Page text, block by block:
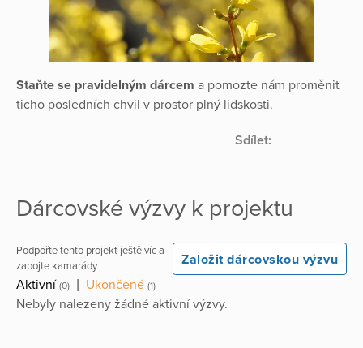
Staňte se pravidelným dárcem a pomozte nám proměnit
ticho posledních chvil v prostor plný lidskosti.
Sdílet:
Dárcovské výzvy k projektu
Podpořte tento projekt ještě víc a
zapojte kamarády
Založit dárcovskou výzvu
Aktivní (0) Ukončené (1)
Nebyly nalezeny žádné aktivní výzvy.